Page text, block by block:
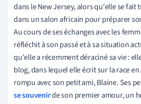
dans le New Jersey, alors qu'elle se fait
dans un salon africain pour préparer
Au cours de ses échanges avec les
réfléchit à son passé et à sa situation
qu'elle a récemment déraciné sa vie :
blog, dans lequel elle écrit sur la race
rompu avec son petit ami, Blaine. Ses
se souvenirde son premier amour, un